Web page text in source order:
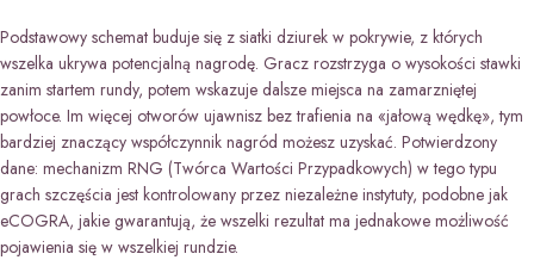
Podstawowy schemat buduje się z siatki dziurek w pokrywie, z których
wszelka ukrywa potencjalną nagrodę. Gracz rozstrzyga o wysokości stawki
zanim startem rundy, potem wskazuje dalsze miejsca na zamarzniętej
powłoce. Im więcej otworów ujawnisz bez trafienia na «jałową wędkę», tym
bardziej znaczący współczynnik nagród możesz uzyskać. Potwierdzony
dane: mechanizm RNG (Twórca Wartości Przypadkowych) w tego typu
grach szczęścia jest kontrolowany przez niezależne instytuty, podobne jak
eCOGRA, jakie gwarantują, że wszelki rezultat ma jednakowe możliwość
pojawienia się w wszelkiej rundzie.